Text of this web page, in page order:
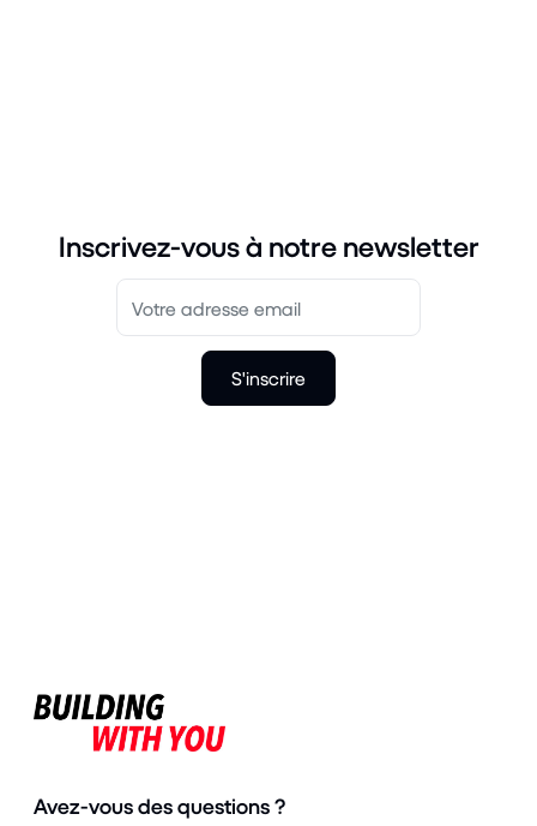
Inscrivez-vous à notre newsletter
S'inscrire
Avez-vous des questions ?